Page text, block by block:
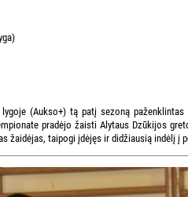
(Aukso+) tą patį sezoną
pradėjo žaisti Alytaus Dzūkijos
žaidėjas, taipogi įdėjęs ir didžiausią indėlį į